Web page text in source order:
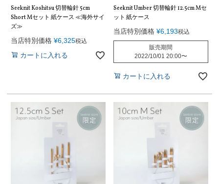
Seeknit Koshitsu 切替輪針 5cm
Short Mセット 紙ケース ≪海外サイ
ズ≫
当店特別価格 ¥6,325税込
カートに入れる
Seeknit Umber 切替輪針 12.5cm Mセ
ット 紙ケース
当店特別価格 ¥6,193税込
販売期間
2022/10/01 20:00〜
カートに入れる